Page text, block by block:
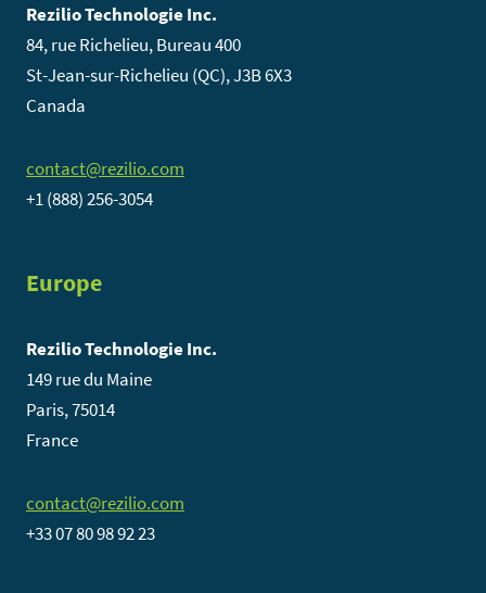
Rezilio Technologie Inc.
84, rue Richelieu, Bureau 400
St-Jean-sur-Richelieu (QC), J3B 6X3
Canada
contact@rezilio.com
+1 (888) 256-3054
Europe
Rezilio Technologie Inc.
149 rue du Maine
Paris, 75014
France
contact@rezilio.com
+33 07 80 98 92 23